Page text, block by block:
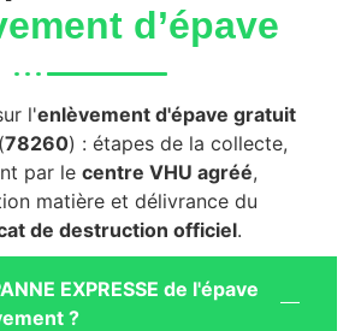
d’épave
l'enlèvement d'épave gratuit
78260) : étapes de la collecte,
par lecentre VHU agréé,
matière et délivrance du
de destruction officiel.
EXPRESSE de l'épave
?